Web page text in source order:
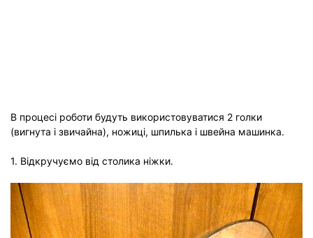
В процесі роботи будуть використовуватися 2 голки
(вигнута і звичайна), ножиці, шпилька і швейна машинка.
1. Відкручуємо від столика ніжки.